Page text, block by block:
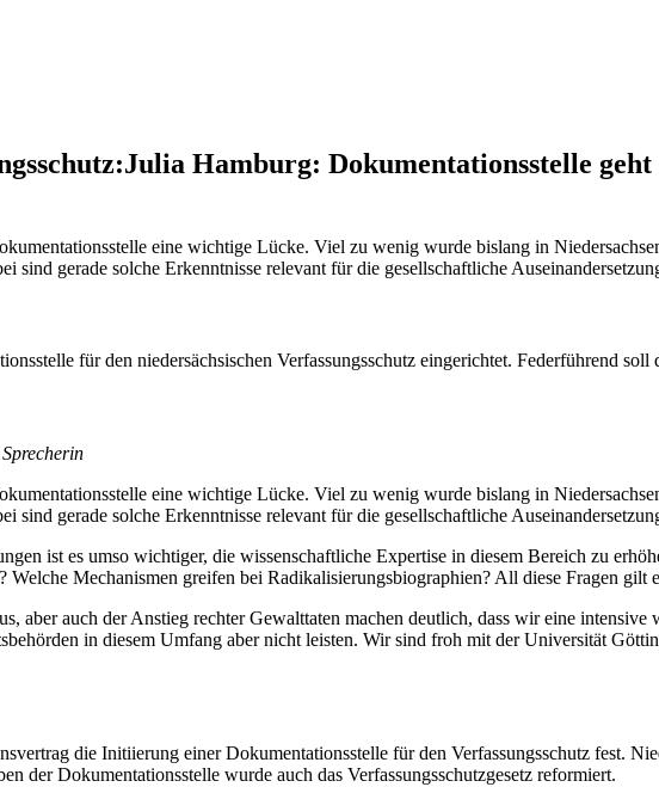
:Julia Hamburg: Dokumentationsstelle
eine wichtige Lücke. Viel zu wenig wurde bislang in
sind gerade solche Erkenntnisse relevant für die gesellschaftliche
für den niedersächsischen Verfassungsschutz eingerichtet. Federführend
eine wichtige Lücke. Viel zu wenig wurde bislang in
sind gerade solche Erkenntnisse relevant für die gesellschaftliche
ist es umso wichtiger, die wissenschaftliche Expertise in diesem Bereich zu
Welche Mechanismen greifen bei Radikalisierungsbiographien? All diese Fragen gilt
aber auch der Anstieg rechter Gewalttaten machen deutlich, dass wir eine
in diesem Umfang aber nicht leisten. Wir sind froh mit der Universität
die Initiierung einer Dokumentationsstelle für den Verfassungsschutz fest.
der Dokumentationsstelle wurde auch das Verfassungsschutzgesetz reformiert.